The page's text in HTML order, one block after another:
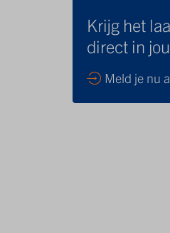
Krijg het
direct in
Meld je nu